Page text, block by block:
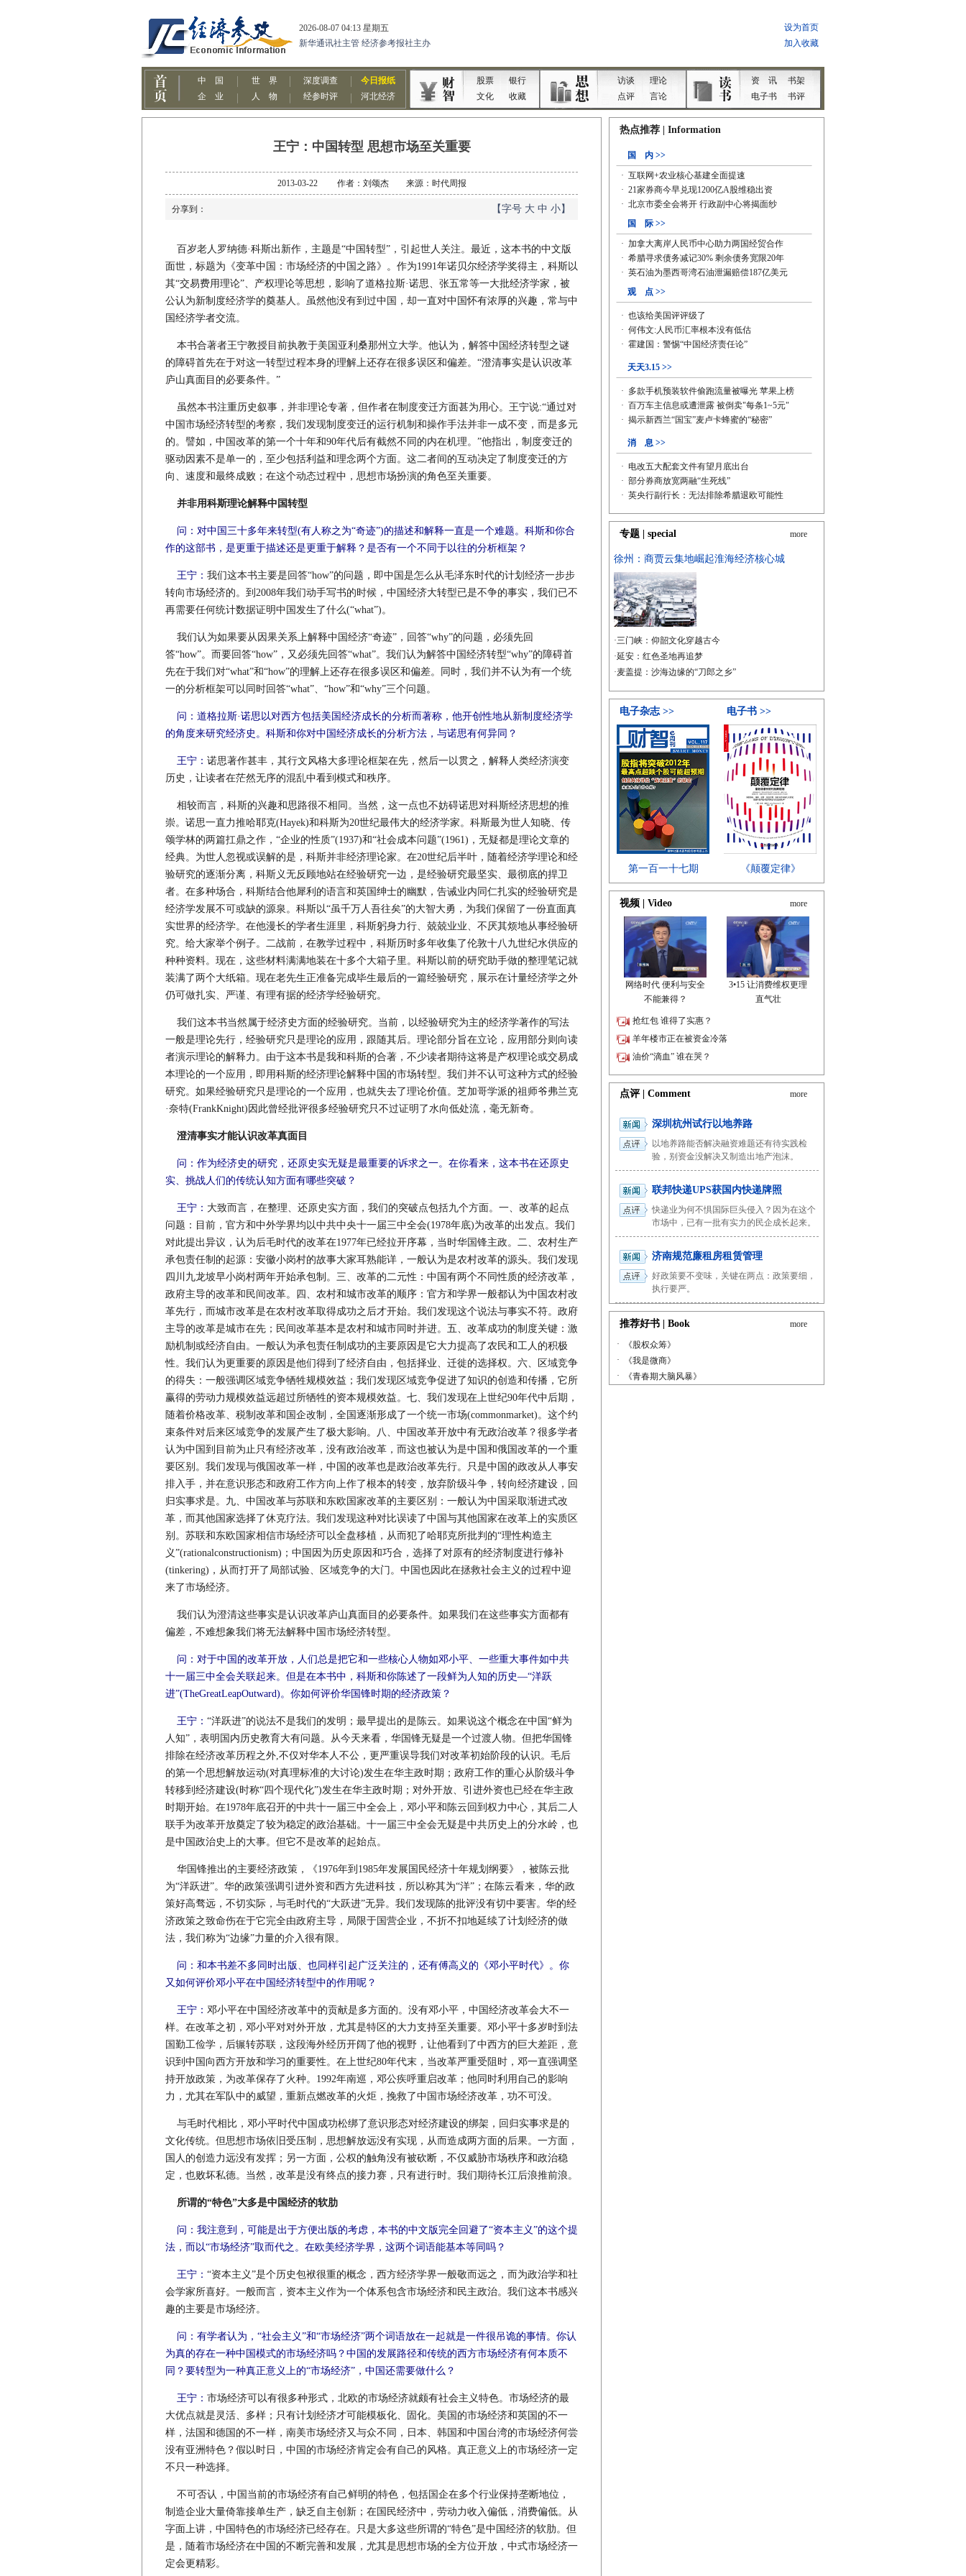
王宁：中国转型 思想市场至关重要
2013-03-22 作者：刘颂杰 来源：时代周报
分享到： 【字号 大 中 小】
百岁老人罗纳德·科斯出新作，主题是“中国转型”，引起世人关注。最近，这本书的中文版
面世，标题为《变革中国：市场经济的中国之路》。作为1991年诺贝尔经济学奖得主，科斯以
其“交易费用理论”、产权理论等思想，影响了道格拉斯·诺思、张五常等一大批经济学家，被
公认为新制度经济学的奠基人。虽然他没有到过中国，却一直对中国怀有浓厚的兴趣，常与中
国经济学者交流。
本书合著者王宁教授目前执教于美国亚利桑那州立大学。他认为，解答中国经济转型之谜
的障碍首先在于对这一转型过程本身的理解上还存在很多误区和偏差。“澄清事实是认识改革
庐山真面目的必要条件。”
虽然本书注重历史叙事，并非理论专著，但作者在制度变迁方面甚为用心。王宁说:“通过对
中国市场经济转型的考察，我们发现制度变迁的运行机制和操作手法并非一成不变，而是多元
的。譬如，中国改革的第一个十年和90年代后有截然不同的内在机理。”他指出，制度变迁的
驱动因素不是单一的，至少包括利益和理念两个方面。这二者间的互动决定了制度变迁的方
向、速度和最终成败；在这个动态过程中，思想市场扮演的角色至关重要。
并非用科斯理论解释中国转型
问：对中国三十多年来转型(有人称之为“奇迹”)的描述和解释一直是一个难题。科斯和你合
作的这部书，是更重于描述还是更重于解释？是否有一个不同于以往的分析框架？
王宁： 我们这本书主要是回答“how”的问题，即中国是怎么从毛泽东时代的计划经济一步步
转向市场经济的。到2008年我们动手写书的时候，中国经济大转型已是不争的事实，我们已不
再需要任何统计数据证明中国发生了什么(“what”)。
我们认为如果要从因果关系上解释中国经济“奇迹”，回答“why”的问题，必须先回
答“how”。而要回答“how”，又必须先回答“what”。我们认为解答中国经济转型“why”的障碍首
先在于我们对“what”和“how”的理解上还存在很多误区和偏差。同时，我们并不认为有一个统
一的分析框架可以同时回答“what”、“how”和“why”三个问题。
问：道格拉斯·诺思以对西方包括美国经济成长的分析而著称，他开创性地从新制度经济学
的角度来研究经济史。科斯和你对中国经济成长的分析方法，与诺思有何异同？
王宁： 诺思著作甚丰，其行文风格大多理论框架在先，然后一以贯之，解释人类经济演变
历史，让读者在茫然无序的混乱中看到模式和秩序。
相较而言，科斯的兴趣和思路很不相同。当然，这一点也不妨碍诺思对科斯经济思想的推
崇。诺思一直力推哈耶克(Hayek)和科斯为20世纪最伟大的经济学家。科斯最为世人知晓、传
颂学林的两篇扛鼎之作，“企业的性质”(1937)和“社会成本问题”(1961)，无疑都是理论文章的
经典。为世人忽视或误解的是，科斯并非经济理论家。在20世纪后半叶，随着经济学理论和经
验研究的逐渐分离，科斯义无反顾地站在经验研究一边，是经验研究最坚实、最彻底的捍卫
者。在多种场合，科斯结合他犀利的语言和英国绅士的幽默，告诫业内同仁扎实的经验研究是
经济学发展不可或缺的源泉。科斯以“虽千万人吾往矣”的大智大勇，为我们保留了一份直面真
实世界的经济学。在他漫长的学者生涯里，科斯躬身力行、兢兢业业、不厌其烦地从事经验研
究。给大家举个例子。二战前，在教学过程中，科斯历时多年收集了伦敦十八九世纪水供应的
种种资料。现在，这些材料满满地装在十多个大箱子里。科斯以前的研究助手做的整理笔记就
装满了两个大纸箱。现在老先生正准备完成毕生最后的一篇经验研究，展示在计量经济学之外
仍可做扎实、严谨、有理有据的经济学经验研究。
我们这本书当然属于经济史方面的经验研究。当前，以经验研究为主的经济学著作的写法
一般是理论先行，经验研究只是理论的应用，跟随其后。理论部分旨在立论，应用部分则向读
者演示理论的解释力。由于这本书是我和科斯的合著，不少读者期待这将是产权理论或交易成
本理论的一个应用，即用科斯的经济理论解释中国的市场转型。我们并不认可这种方式的经验
研究。如果经验研究只是理论的一个应用，也就失去了理论价值。芝加哥学派的祖师爷弗兰克
·奈特(FrankKnight)因此曾经批评很多经验研究只不过证明了水向低处流，毫无新奇。
澄清事实才能认识改革真面目
问：作为经济史的研究，还原史实无疑是最重要的诉求之一。在你看来，这本书在还原史
实、挑战人们的传统认知方面有哪些突破？
王宁： 大致而言，在整理、还原史实方面，我们的突破点包括九个方面。一、改革的起点
问题：目前，官方和中外学界均以中共中央十一届三中全会(1978年底)为改革的出发点。我们
对此提出异议，认为后毛时代的改革在1977年已经拉开序幕，当时华国锋主政。二、农村生产
承包责任制的起源：安徽小岗村的故事大家耳熟能详，一般认为是农村改革的源头。我们发现
四川九龙坡早小岗村两年开始承包制。三、改革的二元性：中国有两个不同性质的经济改革，
政府主导的改革和民间改革。四、农村和城市改革的顺序：官方和学界一般都认为中国农村改
革先行，而城市改革是在农村改革取得成功之后才开始。我们发现这个说法与事实不符。政府
主导的改革是城市在先；民间改革基本是农村和城市同时并进。五、改革成功的制度关键：激
励机制或经济自由。一般认为承包责任制成功的主要原因是它大力提高了农民和工人的积极
性。我们认为更重要的原因是他们得到了经济自由，包括择业、迁徙的选择权。六、区域竞争
的得失：一般强调区域竞争牺牲规模效益；我们发现区域竞争促进了知识的创造和传播，它所
赢得的劳动力规模效益远超过所牺牲的资本规模效益。七、我们发现在上世纪90年代中后期，
随着价格改革、税制改革和国企改制，全国逐渐形成了一个统一市场(commonmarket)。这个约
束条件对后来区域竞争的发展产生了极大影响。八、中国改革开放中有无政治改革？很多学者
认为中国到目前为止只有经济改革，没有政治改革，而这也被认为是中国和俄国改革的一个重
要区别。我们发现与俄国改革一样，中国的改革也是政治改革先行。只是中国的政改从人事安
排入手，并在意识形态和政府工作方向上作了根本的转变，放弃阶级斗争，转向经济建设，回
归实事求是。九、中国改革与苏联和东欧国家改革的主要区别：一般认为中国采取渐进式改
革，而其他国家选择了休克疗法。我们发现这种对比误读了中国与其他国家在改革上的实质区
别。苏联和东欧国家相信市场经济可以全盘移植，从而犯了哈耶克所批判的“理性构造主
义”(rationalconstructionism)；中国因为历史原因和巧合，选择了对原有的经济制度进行修补
(tinkering)，从而打开了局部试验、区域竞争的大门。中国也因此在拯救社会主义的过程中迎
来了市场经济。
我们认为澄清这些事实是认识改革庐山真面目的必要条件。如果我们在这些事实方面都有
偏差，不难想象我们将无法解释中国市场经济转型。
问：对于中国的改革开放，人们总是把它和一些核心人物如邓小平、一些重大事件如中共
十一届三中全会关联起来。但是在本书中，科斯和你陈述了一段鲜为人知的历史—“洋跃
进”(TheGreatLeapOutward)。你如何评价华国锋时期的经济政策？
王宁： “洋跃进”的说法不是我们的发明；最早提出的是陈云。如果说这个概念在中国“鲜为
人知”，表明国内历史教育大有问题。从今天来看，华国锋无疑是一个过渡人物。但把华国锋
排除在经济改革历程之外,不仅对华本人不公，更严重误导我们对改革初始阶段的认识。毛后
的第一个思想解放运动(对真理标准的大讨论)发生在华主政时期；政府工作的重心从阶级斗争
转移到经济建设(时称“四个现代化”)发生在华主政时期；对外开放、引进外资也已经在华主政
时期开始。在1978年底召开的中共十一届三中全会上，邓小平和陈云回到权力中心，其后二人
联手为改革开放奠定了较为稳定的政治基础。十一届三中全会无疑是中共历史上的分水岭，也
是中国政治史上的大事。但它不是改革的起始点。
华国锋推出的主要经济政策，《1976年到1985年发展国民经济十年规划纲要》，被陈云批
为“洋跃进”。华的政策强调引进外资和西方先进科技，所以称其为“洋”；在陈云看来，华的政
策好高骛远，不切实际，与毛时代的“大跃进”无异。我们发现陈的批评没有切中要害。华的经
济政策之致命伤在于它完全由政府主导，局限于国营企业，不折不扣地延续了计划经济的做
法，我们称为“边缘”力量的介入很有限。
问：和本书差不多同时出版、也同样引起广泛关注的，还有傅高义的《邓小平时代》。你
又如何评价邓小平在中国经济转型中的作用呢？
王宁： 邓小平在中国经济改革中的贡献是多方面的。没有邓小平，中国经济改革会大不一
样。在改革之初，邓小平对对外开放，尤其是特区的大力支持至关重要。邓小平十多岁时到法
国勤工俭学，后辗转苏联，这段海外经历开阔了他的视野，让他看到了中西方的巨大差距，意
识到中国向西方开放和学习的重要性。在上世纪80年代末，当改革严重受阻时，邓一直强调坚
持开放政策，为改革保存了火种。1992年南巡，邓公疾呼重启改革；他同时利用自己的影响
力，尤其在军队中的威望，重新点燃改革的火炬，挽救了中国市场经济改革，功不可没。
与毛时代相比，邓小平时代中国成功松绑了意识形态对经济建设的绑架，回归实事求是的
文化传统。但思想市场依旧受压制，思想解放远没有实现，从而造成两方面的后果。一方面，
国人的创造力远没有发挥；另一方面，公权的触角没有被砍断，不仅威胁市场秩序和政治稳
定，也败坏私德。当然，改革是没有终点的接力赛，只有进行时。我们期待长江后浪推前浪。
所谓的“特色”大多是中国经济的软肋
问：我注意到，可能是出于方便出版的考虑，本书的中文版完全回避了“资本主义”的这个提
法，而以“市场经济”取而代之。在欧美经济学界，这两个词语能基本等同吗？
王宁： “资本主义”是个历史包袱很重的概念，西方经济学界一般敬而远之，而为政治学和社
会学家所喜好。一般而言，资本主义作为一个体系包含市场经济和民主政治。我们这本书感兴
趣的主要是市场经济。
问：有学者认为，“社会主义”和“市场经济”两个词语放在一起就是一件很吊诡的事情。你认
为真的存在一种中国模式的市场经济吗？中国的发展路径和传统的西方市场经济有何本质不
同？要转型为一种真正意义上的“市场经济”，中国还需要做什么？
王宁： 市场经济可以有很多种形式，北欧的市场经济就颇有社会主义特色。市场经济的最
大优点就是灵活、多样；只有计划经济才可能模板化、固化。美国的市场经济和英国的不一
样，法国和德国的不一样，南美市场经济又与众不同，日本、韩国和中国台湾的市场经济何尝
没有亚洲特色？假以时日，中国的市场经济肯定会有自己的风格。真正意义上的市场经济一定
不只一种选择。
不可否认，中国当前的市场经济有自己鲜明的特色，包括国企在多个行业保持垄断地位，
制造企业大量倚靠接单生产，缺乏自主创新；在国民经济中，劳动力收入偏低，消费偏低。从
字面上讲，中国特色的市场经济已经存在。只是大多这些所谓的“特色”是中国经济的软肋。但
是，随着市场经济在中国的不断完善和发展，尤其是思想市场的全方位开放，中式市场经济一
定会更精彩。